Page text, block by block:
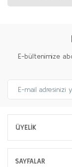
E-bültenimize
ÜYELİK
SAYFALAR